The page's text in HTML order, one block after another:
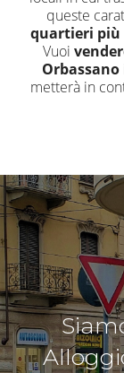
queste
quartieri più
Vuoi
Orbassano
metterà in